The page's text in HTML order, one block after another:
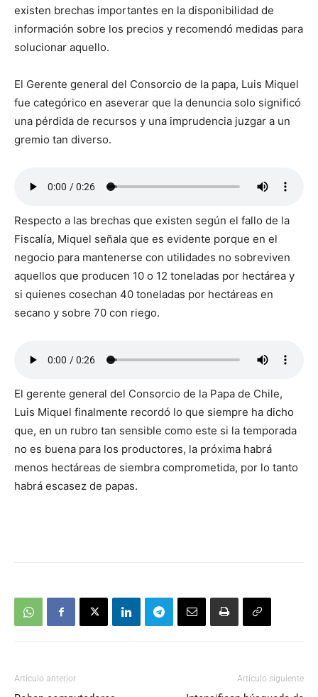
existen brechas importantes en la disponibilidad de
información sobre los precios y recomendó medidas para
solucionar aquello.
El Gerente general del Consorcio de la papa, Luis Miquel
fue categórico en aseverar que la denuncia solo significó
una pérdida de recursos y una imprudencia juzgar a un
gremio tan diverso.
Respecto a las brechas que existen según el fallo de la
Fiscalía, Miquel señala que es evidente porque en el
negocio para mantenerse con utilidades no sobreviven
aquellos que producen 10 o 12 toneladas por hectárea y
si quienes cosechan 40 toneladas por hectáreas en
secano y sobre 70 con riego.
El gerente general del Consorcio de la Papa de Chile,
Luis Miquel finalmente recordó lo que siempre ha dicho
que, en un rubro tan sensible como este si la temporada
no es buena para los productores, la próxima habrá
menos hectáreas de siembra comprometida, por lo tanto
habrá escasez de papas.
Artículo anterior Artículo siguiente